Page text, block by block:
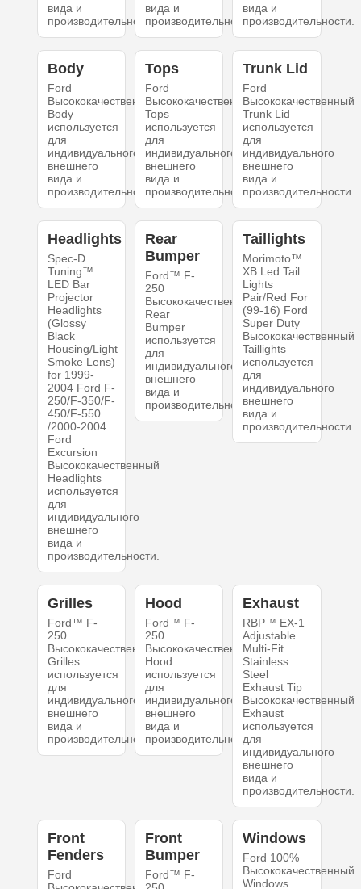
вида и
производительности.
вида и
производительности.
вида и
производительности.
Body
Ford
Высококачественный
Body
используется
для
индивидуального
внешнего
вида и
производительности.
Tops
Ford
Высококачественный
Tops
используется
для
индивидуального
внешнего
вида и
производительности.
Trunk Lid
Ford
Высококачественный
Trunk Lid
используется
для
индивидуального
внешнего
вида и
производительности.
Headlights
Spec-D
Tuning™
LED Bar
Projector
Headlights
(Glossy
Black
Housing/Light
Smoke Lens)
for 1999-
2004 Ford F-
250/F-350/F-
450/F-550
/2000-2004
Ford
Excursion
Высококачественный
Headlights
используется
для
индивидуального
внешнего
вида и
производительности.
Rear
Bumper
Ford™ F-
250
Высококачественный
Rear
Bumper
используется
для
индивидуального
внешнего
вида и
производительности.
Taillights
Morimoto™
XB Led Tail
Lights
Pair/Red For
(99-16) Ford
Super Duty
Высококачественный
Taillights
используется
для
индивидуального
внешнего
вида и
производительности.
Grilles
Ford™ F-
250
Высококачественный
Grilles
используется
для
индивидуального
внешнего
вида и
производительности.
Hood
Ford™ F-
250
Высококачественный
Hood
используется
для
индивидуального
внешнего
вида и
производительности.
Exhaust
RBP™ EX-1
Adjustable
Multi-Fit
Stainless
Steel
Exhaust Tip
Высококачественный
Exhaust
используется
для
индивидуального
внешнего
вида и
производительности.
Front
Fenders
Ford
Front
Bumper
Ford™ F-
Windows
Ford 100%
Высококачественный
Windows